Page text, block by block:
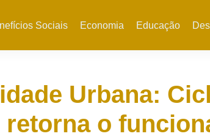
Sociais Economia Educação
Urbana:
retorna o